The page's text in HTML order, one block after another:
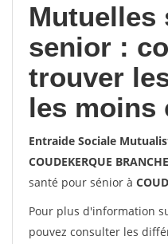
Mutuelles
senior :
trouver
les moins
Entraide Sociale
COUDEKERQUE BRANCHE
santé pour sénior à
Pour plus d'information
pouvez consulter les